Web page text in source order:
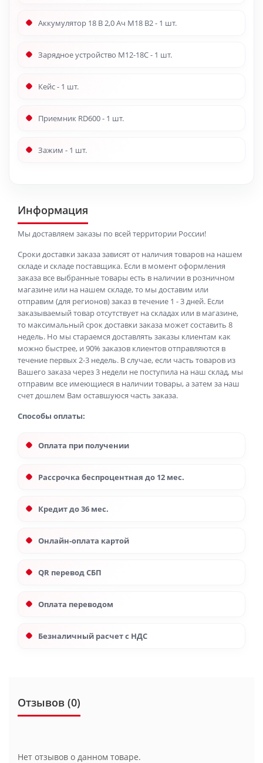
Аккумулятор 18 В 2,0 Ач M18 B2 - 1 шт.
Зарядное устройство M12-18C - 1 шт.
Кейс - 1 шт.
Приемник RD600 - 1 шт.
Зажим - 1 шт.
Информация
Мы доставляем заказы по всей территории России!
Сроки доставки заказа зависят от наличия товаров на нашем
складе и складе поставщика. Если в момент оформления
заказа все выбранные товары есть в наличии в розничном
магазине или на нашем складе, то мы доставим или
отправим (для регионов) заказ в течение 1 - 3 дней. Если
заказываемый товар отсутствует на складах или в магазине,
то максимальный срок доставки заказа может составить 8
недель. Но мы стараемся доставлять заказы клиентам как
можно быстрее, и 90% заказов клиентов отправляются в
течение первых 2-3 недель. В случае, если часть товаров из
Вашего заказа через 3 недели не поступила на наш склад, мы
отправим все имеющиеся в наличии товары, а затем за наш
счет дошлем Вам оставшуюся часть заказа.
Способы оплаты:
Оплата при получении
Рассрочка беспроцентная до 12 мес.
Кредит до 36 мес.
Онлайн-оплата картой
QR перевод СБП
Оплата переводом
Безналичный расчет с НДС
Отзывов (0)
Нет отзывов о данном товаре.